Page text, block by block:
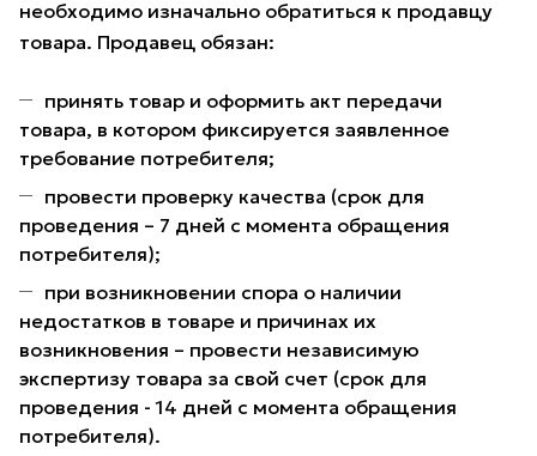
необходимо изначально обратиться к продавцу
товара. Продавец обязан:
принять товар и оформить акт передачи
товара, в котором фиксируется заявленное
требование потребителя;
провести проверку качества (срок для
проведения – 7 дней с момента обращения
потребителя);
при возникновении спора о наличии
недостатков в товаре и причинах их
возникновения – провести независимую
экспертизу товара за свой счет (срок для
проведения - 14 дней с момента обращения
потребителя).